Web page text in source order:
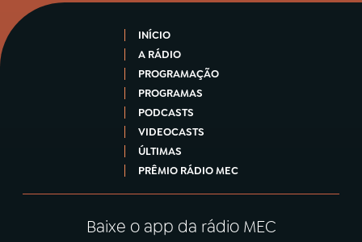
INÍCIO
A RÁDIO
PROGRAMAÇÃO
PROGRAMAS
PODCASTS
VIDEOCASTS
ÚLTIMAS
PRÊMIO RÁDIO MEC
Baixe o app da rádio MEC